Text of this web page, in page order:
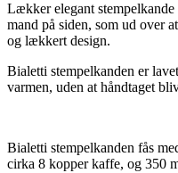
Lækker elegant
mand på siden, som ud over
og lækkert design.
Bialetti stempelkanden er
varmen, uden at håndtaget
Bialetti stempelkanden fås
cirka 8 kopper kaffe, og 350